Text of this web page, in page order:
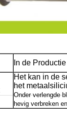
In de
Het kan in de
het
Onder verlengde
hevig verbreken